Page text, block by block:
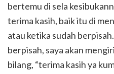
bertemu di sela
terima kasih, baik itu di
atau ketika sudah
berpisah, saya akan
bilang, “terima kasih ya